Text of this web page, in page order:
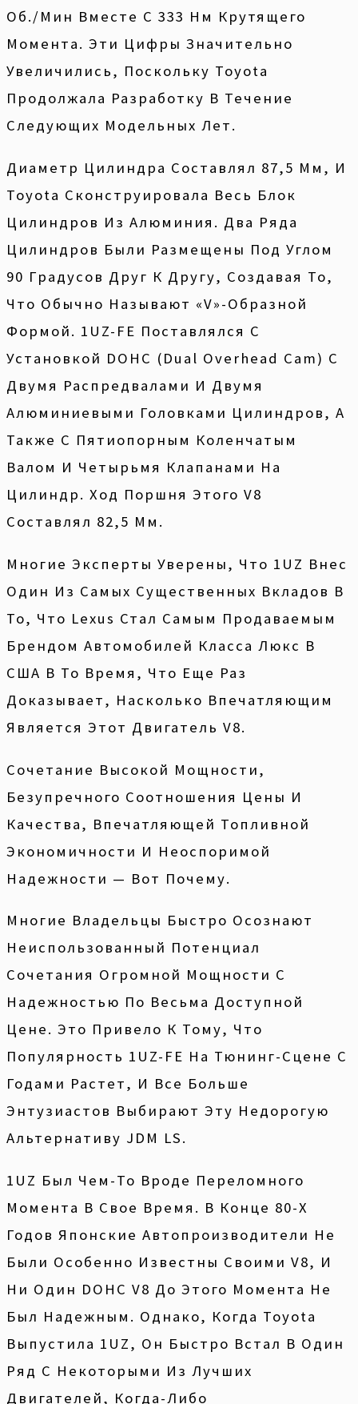
Об./мин Вместе С 333 Нм Крутящего
Момента. Эти Цифры Значительно
Увеличились, Поскольку Toyota
Продолжала Разработку В Течение
Следующих Модельных Лет.
Диаметр Цилиндра Составлял 87,5 Мм, И
Toyota Сконструировала Весь Блок
Цилиндров Из Алюминия. Два Ряда
Цилиндров Были Размещены Под Углом
90 Градусов Друг К Другу, Создавая То,
Что Обычно Называют «V»-Образной
Формой. 1UZ-FE Поставлялся С
Установкой DOHC (Dual Overhead Cam) С
Двумя Распредвалами И Двумя
Алюминиевыми Головками Цилиндров, А
Также С Пятиопорным Коленчатым
Валом И Четырьмя Клапанами На
Цилиндр. Ход Поршня Этого V8
Составлял 82,5 Мм.
Многие Эксперты Уверены, Что 1UZ Внес
Один Из Самых Существенных Вкладов В
То, Что Lexus Стал Самым Продаваемым
Брендом Автомобилей Класса Люкс В
США В То Время, Что Еще Раз
Доказывает, Насколько Впечатляющим
Является Этот Двигатель V8.
Сочетание Высокой Мощности,
Безупречного Соотношения Цены И
Качества, Впечатляющей Топливной
Экономичности И Неоспоримой
Надежности — Вот Почему.
Многие Владельцы Быстро Осознают
Неиспользованный Потенциал
Сочетания Огромной Мощности С
Надежностью По Весьма Доступной
Цене. Это Привело К Тому, Что
Популярность 1UZ-FE На Тюнинг-Сцене С
Годами Растет, И Все Больше
Энтузиастов Выбирают Эту Недорогую
Альтернативу JDM LS.
1UZ Был Чем-То Вроде Переломного
Момента В Свое Время. В Конце 80-Х
Годов Японские Автопроизводители Не
Были Особенно Известны Своими V8, И
Ни Один DOHC V8 До Этого Момента Не
Был Надежным. Однако, Когда Toyota
Выпустила 1UZ, Он Быстро Встал В Один
Ряд С Некоторыми Из Лучших
Двигателей, Когда-Либо